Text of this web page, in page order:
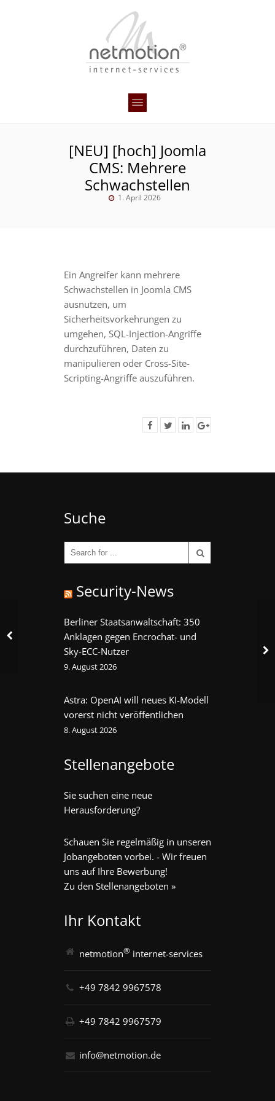
[NEU] [hoch] Joomla
CMS: Mehrere
Schwachstellen
1. April 2026
Ein Angreifer kann mehrere
Schwachstellen in Joomla CMS
ausnutzen, um
Sicherheitsvorkehrungen zu
umgehen, SQL-Injection-Angriffe
durchzuführen, Daten zu
manipulieren oder Cross-Site-
Scripting-Angriffe auszuführen.
Suche
Security-News
Berliner Staatsanwaltschaft: 350
Anklagen gegen Encrochat- und
Sky-ECC-Nutzer
9. August 2026
Astra: OpenAI will neues KI-Modell
vorerst nicht veröffentlichen
8. August 2026
Stellenangebote
Sie suchen eine neue
Herausforderung?
Schauen Sie regelmäßig in unseren
Jobangeboten vorbei. - Wir freuen
uns auf Ihre Bewerbung!
Zu den Stellenangeboten »
Ihr Kontakt
netmotion® internet-services
+49 7842 9967578
+49 7842 9967579
info@netmotion.de